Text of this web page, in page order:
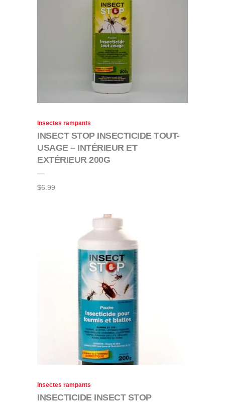
Insectes rampants
INSECT STOP INSECTICIDE TOUT-
USAGE – INTÉRIEUR ET
EXTÉRIEUR 200G
$6.99
Insectes rampants
INSECTICIDE INSECT STOP